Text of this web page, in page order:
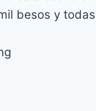
besos y